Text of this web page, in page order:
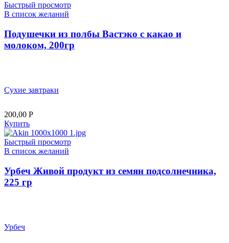
Быстрый просмотр
В список желаний
Подушечки из полбы Вастэко с какао и
молоком, 200гр
Сухие завтраки
200,00 Р
Купить
Быстрый просмотр
В список желаний
Урбеч Живой продукт из семян подсолнечника,
225 гр
Урбеч